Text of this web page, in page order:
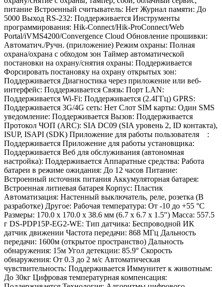
питание Встроенный считыватель: Нет Журнал памяти: До
5000 Выход RS-232: Поддерживается Инструменты
программирования: Hik-Connect/Hik-ProConnect/Web
Portal/iVMS4200/Convergence Cloud Обновление прошивки:
Автоматич./Ручн. (приложение) Режим охраны: Полная
охрана/охрана с обходом зон Таймер автоматической
постановки на охрану/снятия охраны: Поддерживается
Форсировать постановку на охрану открытых зон:
Поддерживается Диагностика через приложение или веб-
интерфейс: Поддерживается Связь: Порт LAN:
Поддерживается Wi-Fi: Поддерживается (2.4ГГц) GPRS:
Поддерживается 3G/4G сеть: Нет Слот SIM карты: Один SMS
уведомление: Поддерживается Вызов: Поддерживается
Протокол ЧОП (ARC): SIA DC09 (SIA уровень 2, ID контакта),
ISUP, ISAPI (SDK) Приложение для работы пользователя :
Поддерживается Приложение для работы установщика:
Поддерживается Веб для обслуживания (автономная
настройка): Поддерживается Аппаратные средства: Работа
батареи в режиме ожидания: До 12 часов Питание:
Встроенный источник питания Аккумуляторная батарея:
Встроенная литиевая батарея Корпус: Пластик
Автоматизация: Настенный выключатель, реле, розетка (В
разработке) Другое: Рабочая температура: От -10 до +55 °C
Размеры: 170.0 x 170.0 x 38.6 мм (6.7 x 6.7 x 1.5″) Масса: 557.5
г DS-PDP15P-EG2-WE: Тип датчика: Беспроводной ИК
датчик движении Частота передачи: 868 МГц Дальность
передачи: 1600м (открытое пространство) Дальность
обнаружения: 15м Угол детекции: 85.9° Скорость
обнаружения: От 0.3 до 2 м/с Автоматическая
чувствительность: Поддерживается Иммунитет к животным:
До 30кг Цифровая температурная компенсация: